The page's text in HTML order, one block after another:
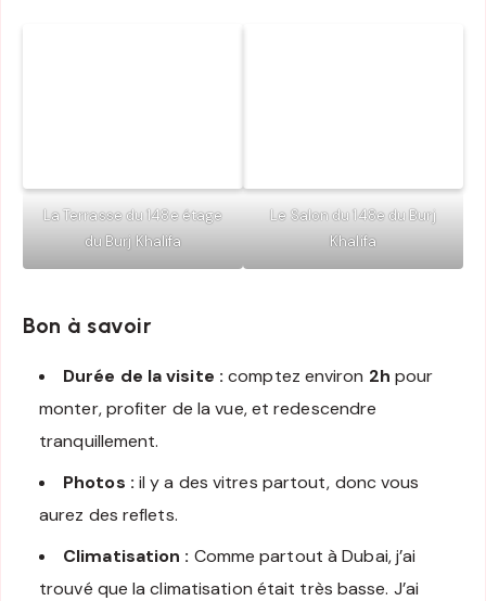
La Terrasse du 148e étage
du Burj Khalifa
Le Salon du 148e du Burj
Khalifa
Bon à savoir
Durée de la visite : comptez environ 2h pour
monter, profiter de la vue, et redescendre
tranquillement.
Photos : il y a des vitres partout, donc vous
aurez des reflets.
Climatisation : Comme partout à Dubai, j’ai
trouvé que la climatisation était très basse. J’ai